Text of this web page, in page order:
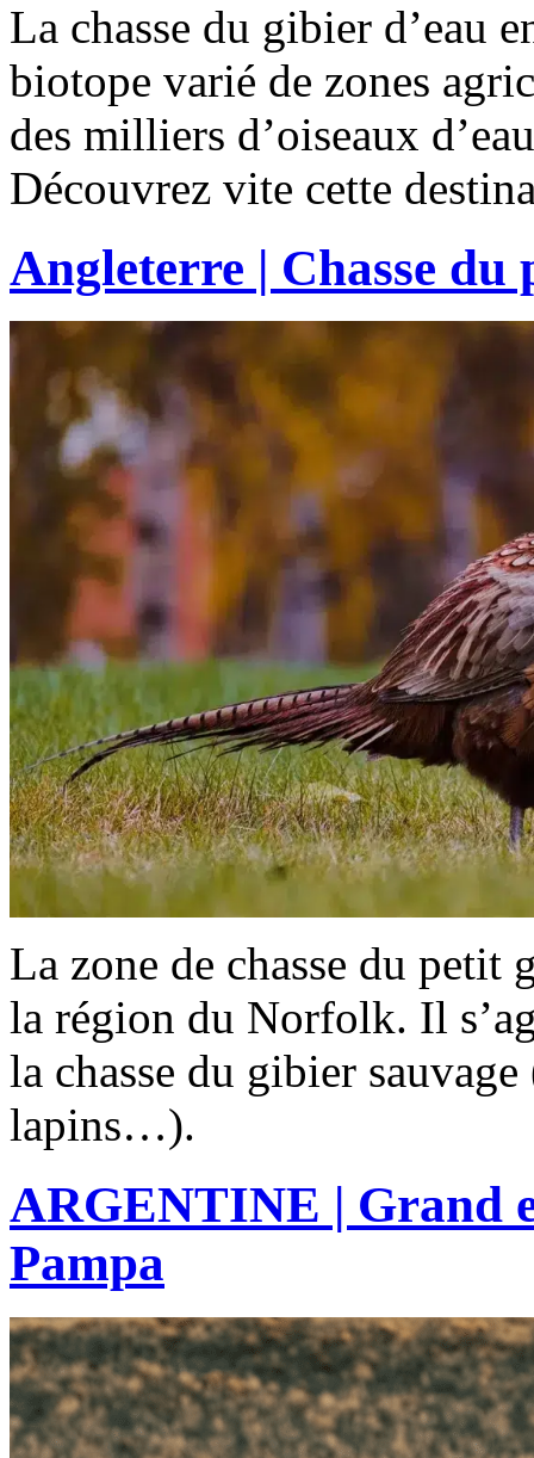
La chasse du gibier d’eau
biotope varié de zones
des milliers d’oiseaux
Découvrez vite cette
Angleterre | Chasse du
La zone de chasse du petit
la région du Norfolk. Il
la chasse du gibier
lapins…).
ARGENTINE | Grand
Pampa